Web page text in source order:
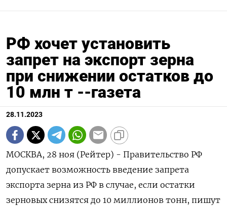
РФ хочет установить
запрет на экспорт зерна
при снижении остатков до
10 млн т --газета
28.11.2023
МОСКВА, 28 ноя (Рейтер) - Правительство РФ
допускает возможность введение запрета
экспорта зерна из РФ в случае, если остатки
зерновых снизятся до 10 миллионов тонн, пишут